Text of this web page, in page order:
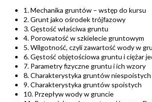
1. Mechanika gruntów – wstęp do kursu
2. Grunt jako ośrodek trójfazowy
3. Gęstość właściwa gruntu
4. Porowatość w szkielecie gruntowym
5. Wilgotność, czyli zawartość wody w
6. Gęstość objętościowa gruntu i ciężar
7. Parametry fizyczne gruntu i ich wzory
8. Charakterystyka gruntów niespoistych
9. Charakterystyka gruntów spoistych
10. Przepływ wody w gruncie